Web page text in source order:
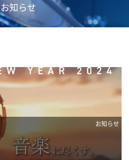
お知らせ
お知らせ